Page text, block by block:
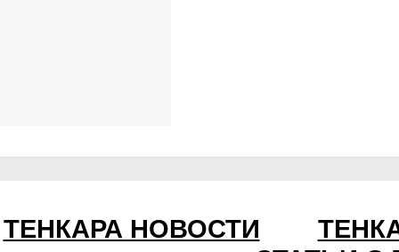
ТЕНКАРА НОВОСТИ